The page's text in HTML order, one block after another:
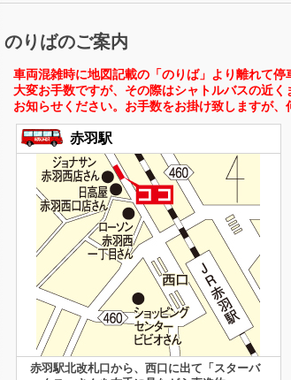
のりばのご案内
車両混雑時に地図記載の「のりば」より離れて停
大変お手数ですが、その際はシャトルバスの近
お知らせください。お手数をお掛け致しますが、
赤羽駅
赤羽駅北改札口から、西口に出て「スターバ